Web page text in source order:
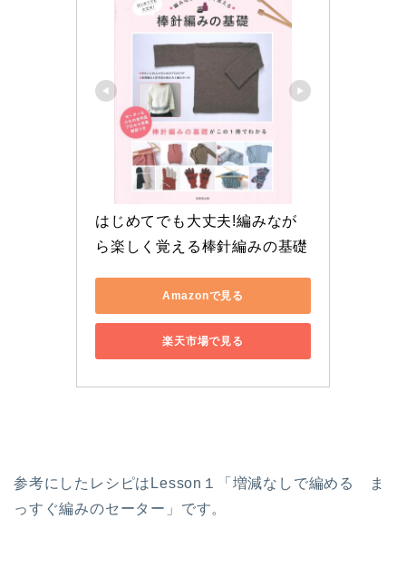
はじめてでも大丈夫!編みなが
ら楽しく覚える棒針編みの基礎
Amazonで見る
楽天市場で見る
参考にしたレシピはLesson１「増減なしで編める ま
っすぐ編みのセーター」です。